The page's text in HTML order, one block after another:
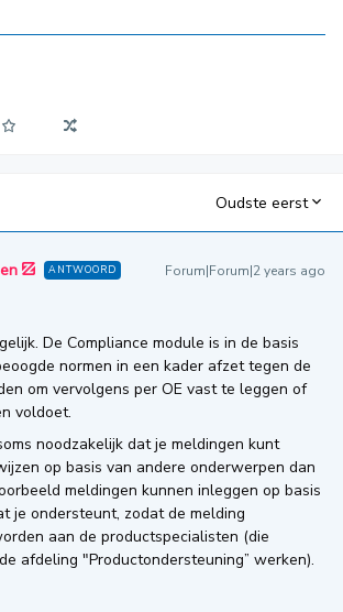
Oudste eerst
ANTWOORD Forum|Forum|2 years ago
De Compliance module is in de basis
normen in een kader afzet tegen de
om vervolgens per OE vast te leggen of
voldoet.
noodzakelijk dat je meldingen kunt
op basis van andere onderwerpen dan
meldingen kunnen inleggen op basis
je ondersteunt, zodat de melding
aan de productspecialisten (die
afdeling "Productondersteuning” werken).